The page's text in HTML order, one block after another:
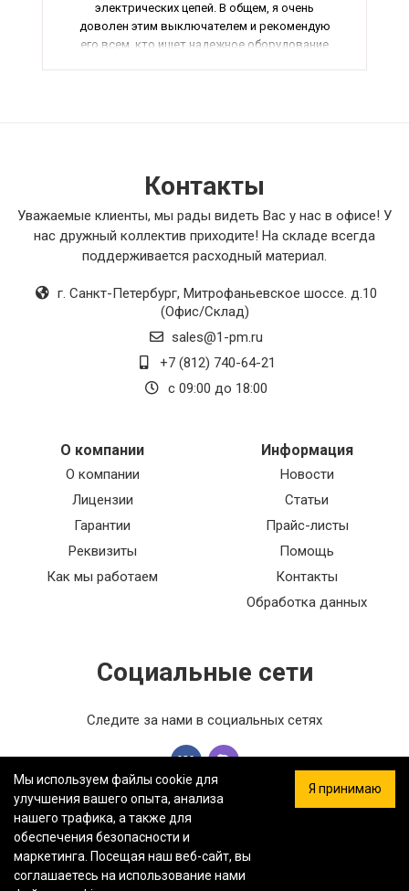
электрических цепей. В общем, я очень
доволен этим выключателем и рекомендую
его всем, кто ищет надежное оборудование
Контакты
Уважаемые клиенты, мы рады видеть Вас у нас в офисе! У
нас дружный коллектив приходите! На складе всегда
поддерживается расходный материал.
г. Санкт-Петербург, Митрофаньевское шоссе. д.10
(Офис/Склад)
sales@1-pm.ru
+7 (812) 740-64-21
с 09:00 до 18:00
О компании
О компании
Лицензии
Гарантии
Реквизиты
Как мы работаем
Информация
Новости
Статьи
Прайс-листы
Помощь
Контакты
Обработка данных
Социальные сети
Следите за нами в социальных сетях
ООО «ФЕРСТ МАСТЕР» — Информация на сайте не является
публичной офертой.
Политика конфиденциальности.
Мы используем файлы cookie для
улучшения вашего опыта, анализа
нашего трафика, а также для
обеспечения безопасности и
маркетинга. Посещая наш веб-сайт, вы
соглашаетесь на использование нами
Я принимаю